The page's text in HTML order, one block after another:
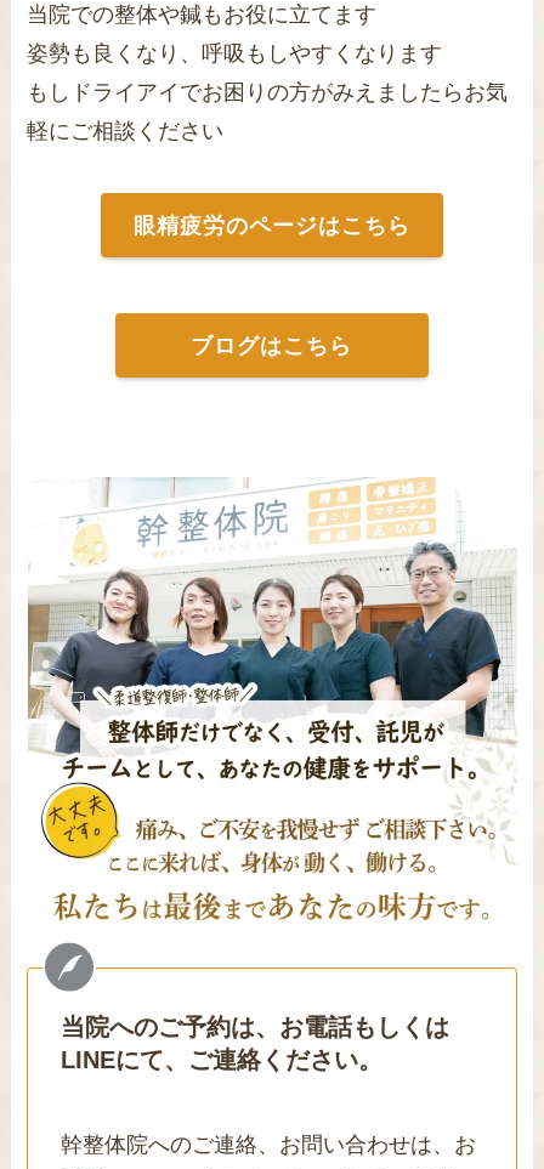
当院での整体や鍼もお役に立てます
姿勢も良くなり、呼吸もしやすくなります
もしドライアイでお困りの方がみえましたらお気
軽にご相談ください
眼精疲労のページはこちら
ブログはこちら
当院へのご予約は、お電話もしくは
LINEにて、ご連絡ください。
幹整体院へのご連絡、お問い合わせは、お